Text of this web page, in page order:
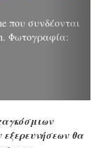
που συνδέονται
Φωτογραφία:
θα